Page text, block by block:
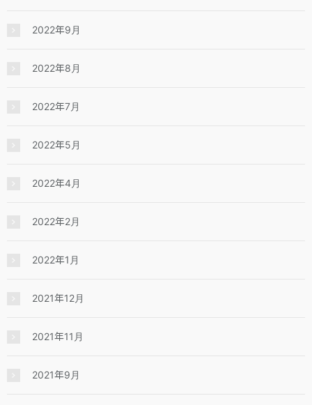
2022年9月
2022年8月
2022年7月
2022年5月
2022年4月
2022年2月
2022年1月
2021年12月
2021年11月
2021年9月